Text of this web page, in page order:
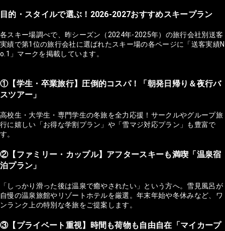
目的・スタイルで選ぶ！2026-2027おすすめスキープラン
各スキー場調べで、昨シーズン（2024年-2025年）の旅行会社別送客
実績で第1位の旅行会社に選ばれたスキー場の各ページに「送客実績N
o.1」マークを掲載しています。
①【学生・卒業旅行】圧倒的コスパ！「朝発日帰り＆夜行バ
スツアー」
高校生・大学生・専門学生の冬旅を全力応援！サークルやグループ旅
行に嬉しい「お得な学割プラン」や「雪マジ対応プラン」も豊富で
す。
②【ファミリー・カップル】アフタースキーも満喫「温泉宿
泊プラン」
「しっかり滑った後は温泉で癒やされたい」という方へ。雪見風呂が
自慢の温泉旅館やリゾートホテルを厳選。年末年始や冬休みなど、ワ
ンランク上の特別な冬旅をご提案します。
③【プライベート重視】時間も荷物も自由自在「マイカープ